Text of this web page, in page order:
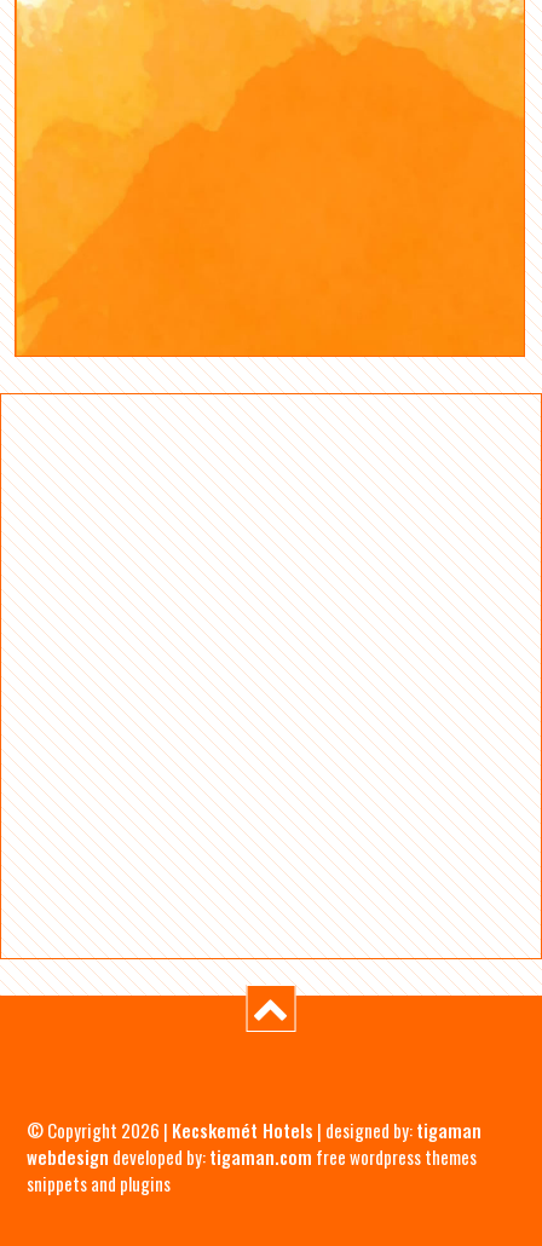
© Copyright 2026 | Kecskemét Hotels | designed by:tigaman
webdesign developed by:tigaman.com free wordpress themes
snippets and plugins